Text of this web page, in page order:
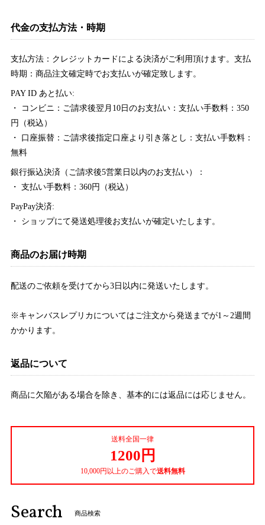
代金の支払方法・時期
支払方法：クレジットカードによる決済がご利用頂けます。支払
時期：商品注文確定時でお支払いが確定致します。
PAY ID あと払い:
・ コンビニ：ご請求後翌月10日のお支払い：支払い手数料：350
円（税込）
・ 口座振替：ご請求後指定口座より引き落とし：支払い手数料：
無料
銀行振込決済（ご請求後5営業日以内のお支払い）：
・ 支払い手数料：360円（税込）
PayPay決済:
・ ショップにて発送処理後お支払いが確定いたします。
商品のお届け時期
配送のご依頼を受けてから3日以内に発送いたします。
※キャンバスレプリカについてはご注文から発送までが1～2週間
かかります。
返品について
商品に欠陥がある場合を除き、基本的には返品には応じません。
送料全国一律
1200円
10,000円以上のご購入で送料無料
Search 商品検索